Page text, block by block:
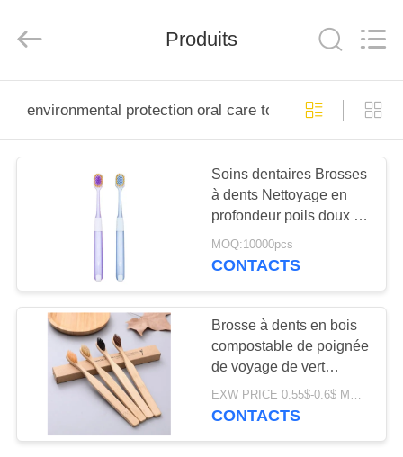
PRODUITS
VIDÉOS
SUJET
NOUS
D'USINE
ORAL
CARE
Produits
environmental protection oral care toothbrush
Soins dentaires Brosses
à dents Nettoyage en
profondeur poils doux de
haute qualité 350g
Paquet de papier blanc
MOQ:10000pcs
CONTACTS
Brosse à dents en bois
compostable de poignée
de voyage de vert
écologique en bambou
de brosse à dents
EXW PRICE 0.55$-0.6$ MOQ:30000pcs
CONTACTS